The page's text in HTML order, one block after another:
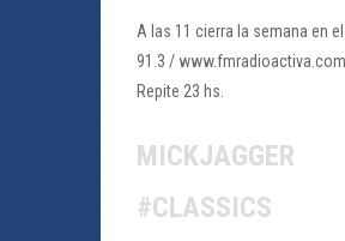
A las 11 cierra la semana en
91.3 / www.fmradioactiva.com
Repite 23 hs.
MICKJAGGER
#CLASSICS